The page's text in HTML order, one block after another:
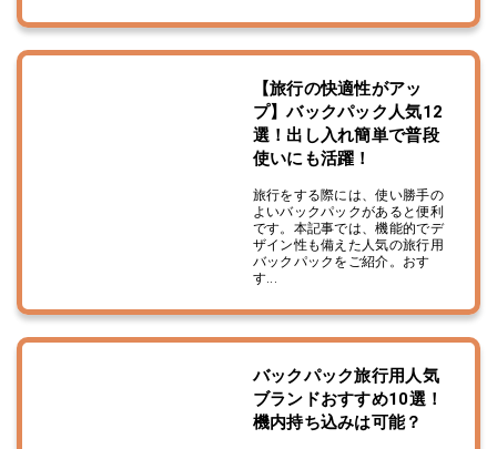
【旅行の快適性がアッ
プ】バックパック人気12
選！出し入れ簡単で普段
使いにも活躍！
旅行をする際には、使い勝手の
よいバックパックがあると便利
です。本記事では、機能的でデ
ザイン性も備えた人気の旅行用
バックパックをご紹介。おす
す...
バックパック旅行用人気
ブランドおすすめ10選！
機内持ち込みは可能？